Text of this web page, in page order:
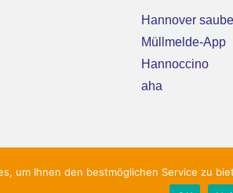
Hannover
Müllmelde-App
Hannoccino
aha
©
um Ihnen den bestmöglichen Service zu